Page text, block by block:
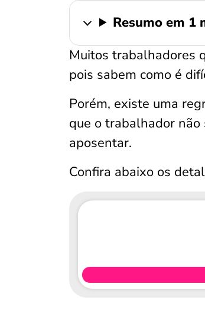
Resumo em 1
Muitos trabalhadores
pois sabem como é
Porém, existe uma
que o trabalhador
aposentar.
Confira abaixo os